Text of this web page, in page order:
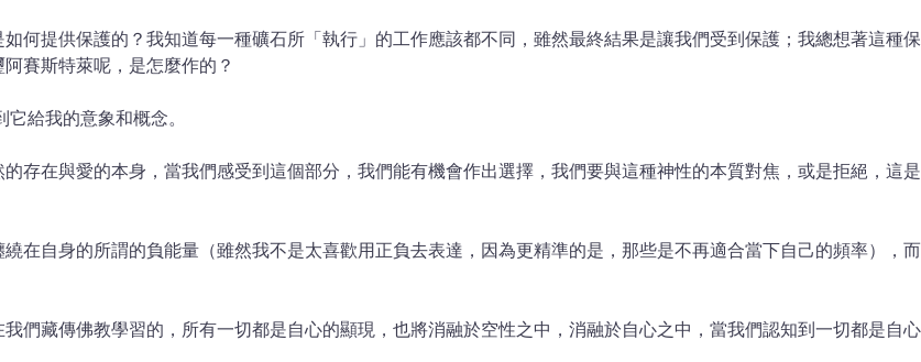
何提供保護的？我知道每一種礦石所「執行」的工作應該都不同，雖然最終結果是讓我們受到保護；我總想著這種保
賽斯特萊呢，是怎麼作的？
給我的意象和概念。
存在與愛的本身，當我們感受到這個部分，我們能有機會作出選擇，我們要與這種神性的本質對焦，或是拒絕，這是
在自身的所謂的負能量（雖然我不是太喜歡用正負去表達，因為更精準的是，那些是不再適合當下自己的頻率），而
們藏傳佛教學習的，所有一切都是自心的顯現，也將消融於空性之中，消融於自心之中，當我們認知到一切都是自心